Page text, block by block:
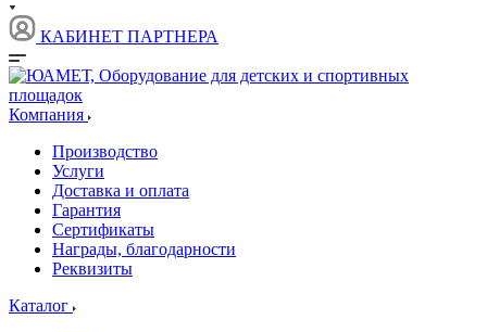
КАБИНЕТ ПАРТНЕРА
Компания
Производство
Услуги
Доставка и оплата
Гарантия
Сертификаты
Награды, благодарности
Реквизиты
Каталог